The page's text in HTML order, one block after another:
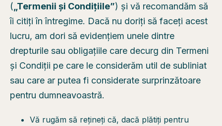
( „Termenii și Condițiile”) și vă recomandăm să
îi citiți în întregime. Dacă nu doriți să faceți acest
lucru, am dori să evidențiem unele dintre
drepturile sau obligațiile care decurg din Termeni
și Condiții pe care le considerăm util de subliniat
sau care ar putea fi considerate surprinzătoare
pentru dumneavoastră.
Vă rugăm să rețineți că, dacă plătiți pentru